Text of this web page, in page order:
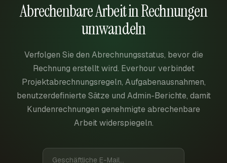
Abrechenbare Arbeit in Rechnungen
umwandeln
Verfolgen Sie den Abrechnungsstatus, bevor die
Rechnung erstellt wird. Everhour verbindet
Projektabrechnungsregeln, Aufgabenausnahmen,
benutzerdefinierte Sätze und Admin-Berichte, damit
Kundenrechnungen genehmigte abrechenbare
Arbeit widerspiegeln.